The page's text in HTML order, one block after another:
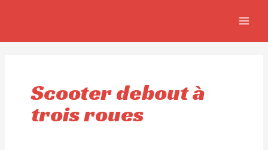
Scooter debout à
trois roues